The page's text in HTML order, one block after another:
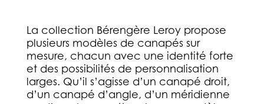
La collection Bérengère Leroy propose
plusieurs modèles de canapés sur
mesure, chacun avec une identité forte
et des possibilités de personnalisation
larges. Qu’il s’agisse d’un canapé droit,
d’un canapé d’angle, d’un méridienne